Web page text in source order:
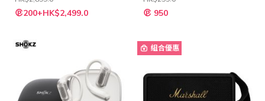
特
殊 200+HK$2,499.0
特
殊 950
組合優惠